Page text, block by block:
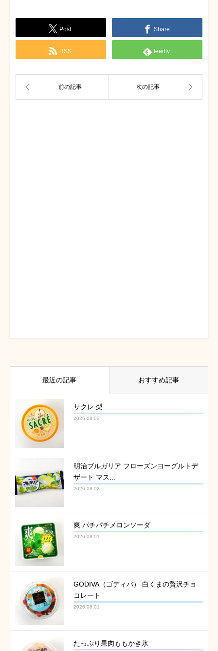
Post Share
RSS feedly
最近の記事 おすすめ記事
サクレ 梨
2026.08.03
明治ブルガリア フローズンヨーグルトデ
ザート マス...
2026.08.02
爽 パチパチメロンソーダ
2026.08.01
GODIVA（ゴディバ） 白くまの贅沢チョ
コレート
2026.08.01
たっぷり果肉ももかき氷